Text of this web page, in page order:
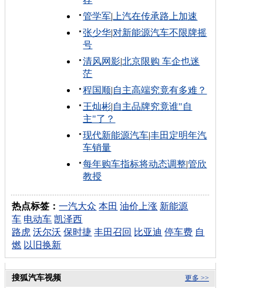
管学军| 上汽在传承路上加速
张少华|对新能源汽车不限牌摇
号
清风网影|北京限购 车企也迷
茫
程国顺|自主高端究竟有多难？
王灿彬|自主品牌究竟谁"自
主"了？
现代新能源汽车|丰田定明年汽
车销量
每年购车指标将动态调整|管欣
教授
热点标签：一汽大众 本田 油价上涨 新能源
车 电动车 凯泽西
路虎 沃尔沃 保时捷 丰田召回 比亚迪 停车费 自
燃 以旧换新
更多 >>
搜狐汽车视频